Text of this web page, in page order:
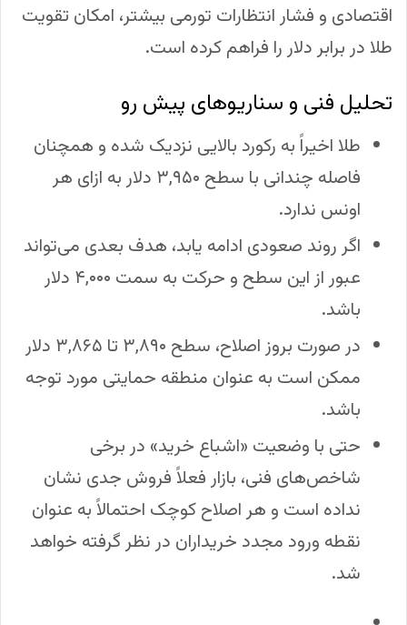
اقتصادی و فشار انتظارات تورمی بیشتر، امکان تقویت
طلا در برابر دلار را فراهم کرده است.
تحلیل فنی و سناریوهای پیش رو
طلا اخیراً به رکورد بالایی نزدیک شده و همچنان
فاصله چندانی با سطح ۳,۹۵۰ دلار به ازای هر
اونس ندارد.
اگر روند صعودی ادامه یابد، هدف بعدی می‌تواند
عبور از این سطح و حرکت به سمت ۴,۰۰۰ دلار
باشد.
در صورت بروز اصلاح، سطح ۳,۸۹۰ تا ۳,۸۶۵ دلار
ممکن است به عنوان منطقه حمایتی مورد توجه
باشد.
حتی با وضعیت «اشباع خرید» در برخی
شاخص‌های فنی، بازار فعلاً فروش جدی نشان
نداده است و هر اصلاح کوچک احتمالاً به عنوان
نقطه ورود مجدد خریداران در نظر گرفته خواهد
شد.